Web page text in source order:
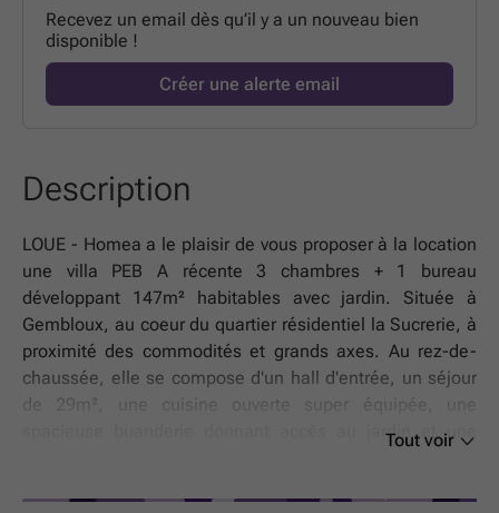
Recevez un email dès qu’il y a un nouveau bien
disponible !
Créer une alerte email
Description
LOUE - Homea a le plaisir de vous proposer à la location
une villa PEB A récente 3 chambres + 1 bureau
développant 147m² habitables avec jardin. Située à
Gembloux, au coeur du quartier résidentiel la Sucrerie, à
proximité des commodités et grands axes. Au rez-de-
chaussée, elle se compose d'un hall d'entrée, un séjour
de 29m², une cuisine ouverte super équipée, une
spacieuse buanderie donnant accès au jardin et une
Tout voir